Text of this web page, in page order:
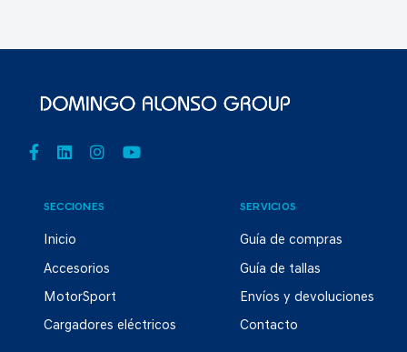
SECCIONES
Inicio
Accesorios
MotorSport
Cargadores eléctricos
SERVICIOS
Guía de compras
Guía de tallas
Envíos y devoluciones
Contacto